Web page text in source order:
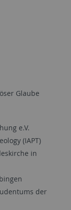
Glaube
e.V.
(IAPT)
in
der